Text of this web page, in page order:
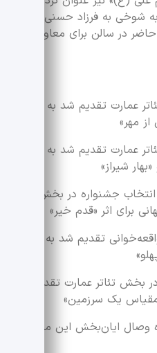
به فرزاد حسنی گفتم
در سالن برای معاویه
عمارت تقدیم شد به کاریس
از مهر»
عمارت تقدیم شد به سینا
جشنواره در بخش تئاتر
برای اثر «قدم خیر»
تقدیم شد به بهنام
بخش تئاتر عمارت تقدیم شد
یک سرزمین»
وصال ایان‌بخش این مراسم